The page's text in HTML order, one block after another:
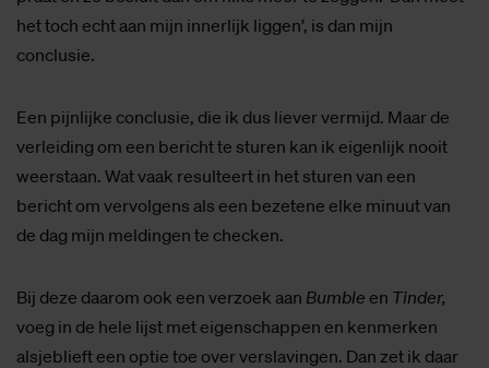
het toch echt aan mijn innerlijk liggen’, is dan mijn
conclusie.
Een pijnlijke conclusie, die ik dus liever vermijd. Maar de
verleiding om een bericht te sturen kan ik eigenlijk nooit
weerstaan. Wat vaak resulteert in het sturen van een
bericht om vervolgens als een bezetene elke minuut van
de dag mijn meldingen te checken.
Bij deze daarom ook een verzoek aan Bumble en Tinder,
voeg in de hele lijst met eigenschappen en kenmerken
alsjeblieft een optie toe over verslavingen. Dan zet ik daar